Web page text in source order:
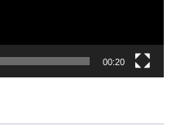
00:20